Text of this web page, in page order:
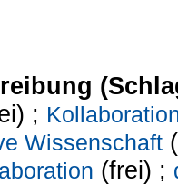
;
Wissenschaft
(frei) ;